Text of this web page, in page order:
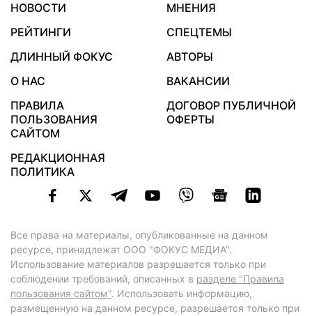
НОВОСТИ
МНЕНИЯ
РЕЙТИНГИ
СПЕЦТЕМЫ
ДЛИННЫЙ ФОКУС
АВТОРЫ
О НАС
ВАКАНСИИ
ПРАВИЛА
ПОЛЬЗОВАНИЯ
САЙТОМ
ДОГОВОР ПУБЛИЧНОЙ
ОФЕРТЫ
РЕДАКЦИОННАЯ
ПОЛИТИКА
Все права на материалы, опубликованные на данном
ресурсе, принадлежат ООО "ФОКУС МЕДИА".
Использование материалов разрешается только при
соблюдении требований, описанных в разделе "Правила
пользования сайтом". Использовать информацию,
размещенную на данном ресурсе, разрешается только при